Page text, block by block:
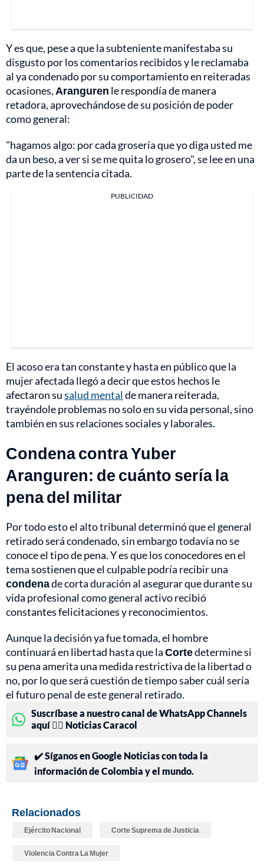
Y es que, pese a que la subteniente manifestaba su
disgusto por los comentarios recibidos y le reclamaba
al ya condenado por su comportamiento en reiteradas
ocasiones, Aranguren le respondía de manera
retadora, aprovechándose de su posición de poder
como general:
"hagamos algo: por cada grosería que yo diga usted me
da un beso, a ver si se me quita lo grosero", se lee en una
parte de la sentencia citada.
PUBLICIDAD
El acoso era tan constante y hasta en público que la
mujer afectada llegó a decir que estos hechos le
afectaron susalud mentalde manera reiterada,
trayéndole problemas no solo en su vida personal, sino
también en sus relaciones sociales y laborales.
Condena contra Yuber
Aranguren: de cuánto sería la
pena del militar
Por todo esto el alto tribunal determinó que el general
retirado será condenado, sin embargo todavía no se
conoce el tipo de pena. Y es que los conocedores en el
tema sostienen que el culpable podría recibir una
condenade corta duración al asegurar que durante su
vida profesional como general activo recibió
constantes felicitaciones y reconocimientos.
Aunque la decisión ya fue tomada, el hombre
continuará en libertad hasta que laCortedetermine si
su pena amerita una medida restrictiva de la libertad o
no, por lo que será cuestión de tiempo saber cuál sería
el futuro penal de este general retirado.
Suscríbase a nuestro canal de WhatsApp Channels
aquí 👉🏻 Noticias Caracol
✔️ Síganos en Google Noticias con toda la
información de Colombia y el mundo.
Relacionados
Ejército Nacional Corte Suprema de Justicia
Violencia Contra La Mujer